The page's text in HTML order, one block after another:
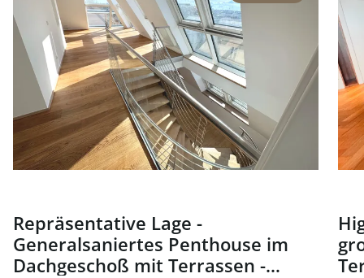
Repräsentative Lage -
Generalsaniertes Penthouse im
Dachgeschoß mit Terrassen -